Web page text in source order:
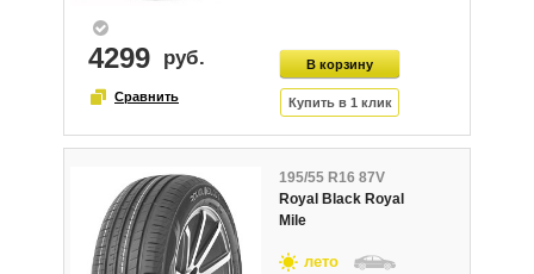
4299
195/55 R16 87V
Royal Black Royal
Mile
лето